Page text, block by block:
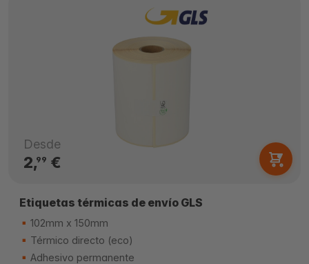
Desde
2,99 €
Etiquetas térmicas de envío GLS
102mm x 150mm
Térmico directo (eco)
Adhesivo permanente